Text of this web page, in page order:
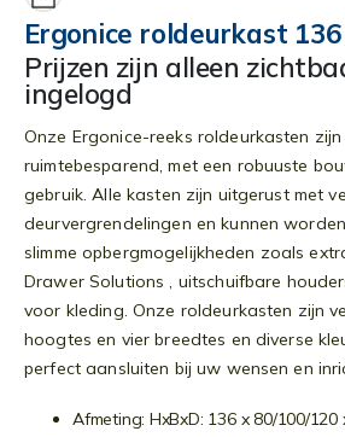
van
de
afbeeldingen-
gallerij
Ergonice roldeurkast 136
Prijzen zijn alleen
ingelogd
Onze Ergonice-reeks roldeurkasten
ruimtebesparend, met een robuuste
gebruik. Alle kasten zijn uitgerust met
deurvergrendelingen en kunnen
slimme opbergmogelijkheden zoals
Drawer Solutions , uitschuifbare
voor kleding. Onze roldeurkasten zijn
hoogtes en vier breedtes en diverse
perfect aansluiten bij uw wensen en
Afmeting: HxBxD: 136 x 80/100/120